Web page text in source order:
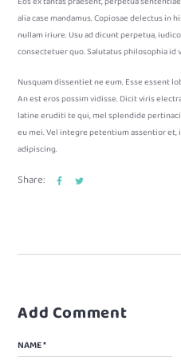
alia case mandamus. Copiosae delectus in
nullam iriure. Usu ad dicunt perpetua,
consectetuer quo. Salutatus philosophia id
Nusquam dissentiet ne eum. Esse essent
An est eros possim vidisse. Dicit viris
latine eruditi te qui, mel splendide
eu mei. Vel integre petentium assentior et,
adipiscing.
Share:
Add Comment